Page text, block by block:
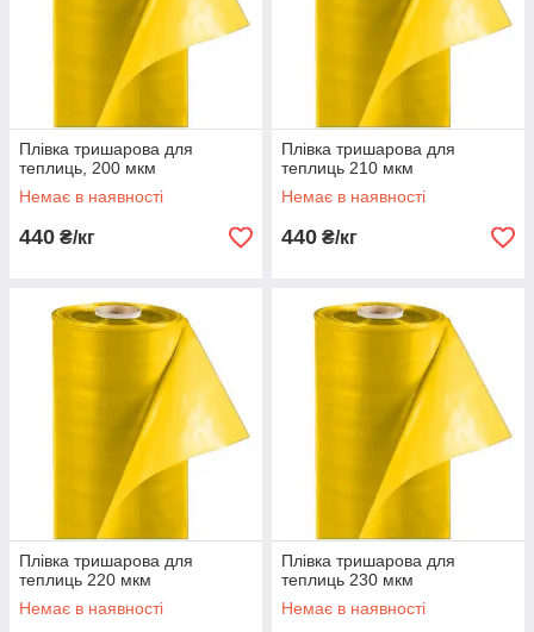
Плівка тришарова для
теплиць, 200 мкм
Немає в наявності
440 ₴/кг
Плівка тришарова для
теплиць 210 мкм
Немає в наявності
440 ₴/кг
Плівка тришарова для
теплиць 220 мкм
Немає в наявності
Плівка тришарова для
теплиць 230 мкм
Немає в наявності